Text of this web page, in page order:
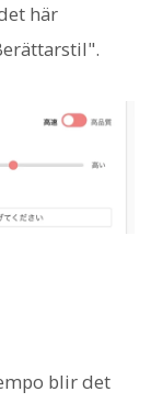
här
blir det